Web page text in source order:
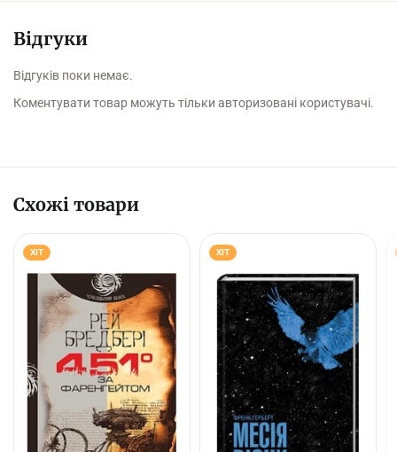
Відгуки
Відгуків поки немає.
Коментувати товар можуть тільки авторизовані користувачі.
Схожі товари
ХІТ ХІТ